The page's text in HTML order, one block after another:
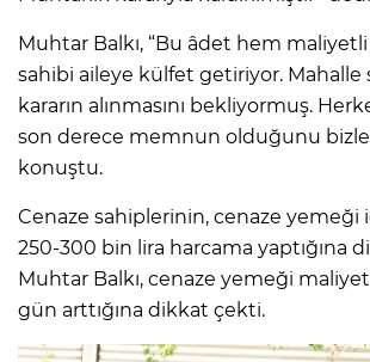
Muhtar Balkı, “Bu âdet hem
sahibi aileye külfet getiriyor. Mahalle
kararın alınmasını bekliyormuş.
son derece memnun olduğunu
konuştu.
Cenaze sahiplerinin, cenaze yemeği
250-300 bin lira harcama yaptığına
Muhtar Balkı, cenaze yemeği
gün arttığına dikkat çekti.